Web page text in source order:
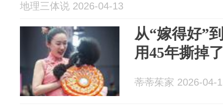
地理三体说 2026-04-13
从“嫁得好”
用45年撕掉
蒂蒂茱家 2026-04-